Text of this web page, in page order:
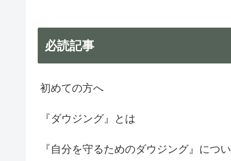
必読記事
初めての方へ
『ダウジング』とは
『自分を守るためのダウジング』につい